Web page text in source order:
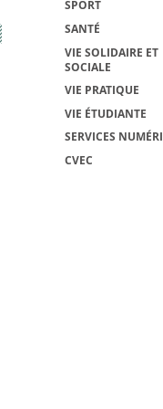
SPORT
SANTÉ
VIE SOLIDAIRE ET
SOCIALE
VIE PRATIQUE
VIE ÉTUDIANTE
SERVICES
CVEC